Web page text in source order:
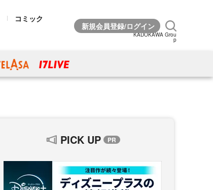
コミック
KADOKAWA Grou
p
PICK UP